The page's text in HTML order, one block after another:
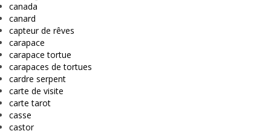
canada
canard
capteur de rêves
carapace
carapace tortue
carapaces de tortues
cardre serpent
carte de visite
carte tarot
casse
castor